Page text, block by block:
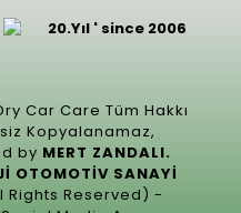
20.Yıl ' since 2006
Car Care Tüm Hakkı
Kopyalanamaz,
by MERT ZANDALI.
OTOMOTİV SANAYİ
Rights Reserved) -